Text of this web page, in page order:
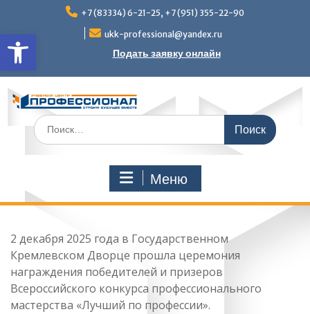
Открыть панель
содержимому
+7 (83334) 6-21-25, +7 (951) 355-22-90
ukk-professional@yandex.ru
Подать заявку онлайн
Поиск
по:
Меню
2 декабря 2025 года в Государственном
Кремлевском Дворце прошла церемония
награждения победителей и призеров
Всероссийского конкурса профессионального
мастерства «Лучший по профессии».